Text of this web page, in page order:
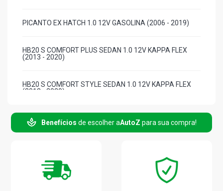
PICANTO EX HATCH 1.0 12V GASOLINA (2006 - 2019)
HB20 S COMFORT PLUS SEDAN 1.0 12V KAPPA FLEX
(2013 - 2020)
HB20 S COMFORT STYLE SEDAN 1.0 12V KAPPA FLEX
(2013 - 2020)
HB20 5 ANOS HATCH 1.0 12V KAPPA FLEX (2018 - 2019)
HB20 UNIQUE HATCH 1.0 12V KAPPA FLEX (2014 - 2020)
Benefícios de escolher aAutoZ para sua compra!